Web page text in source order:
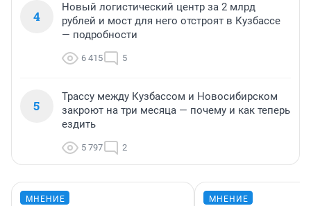
4
Новый логистический центр за 2 млрд
рублей и мост для него отстроят в Кузбассе
— подробности
6 415 5
5
Трассу между Кузбассом и Новосибирском
закроют на три месяца — почему и как теперь
ездить
5 797 2
МНЕНИЕ МНЕНИЕ